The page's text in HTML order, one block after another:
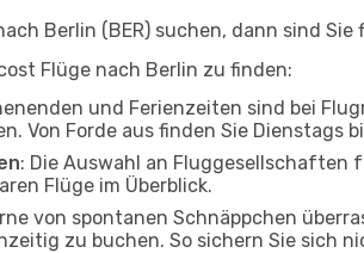
Berlin (BER) suchen, dann sind
Flüge nach Berlin zu finden:
und Ferienzeiten sind bei
Von Forde aus finden Sie Dienstags
: Die Auswahl an Fluggesellschaften
Flüge im Überblick.
von spontanen Schnäppchen
zu buchen. So sichern Sie sich